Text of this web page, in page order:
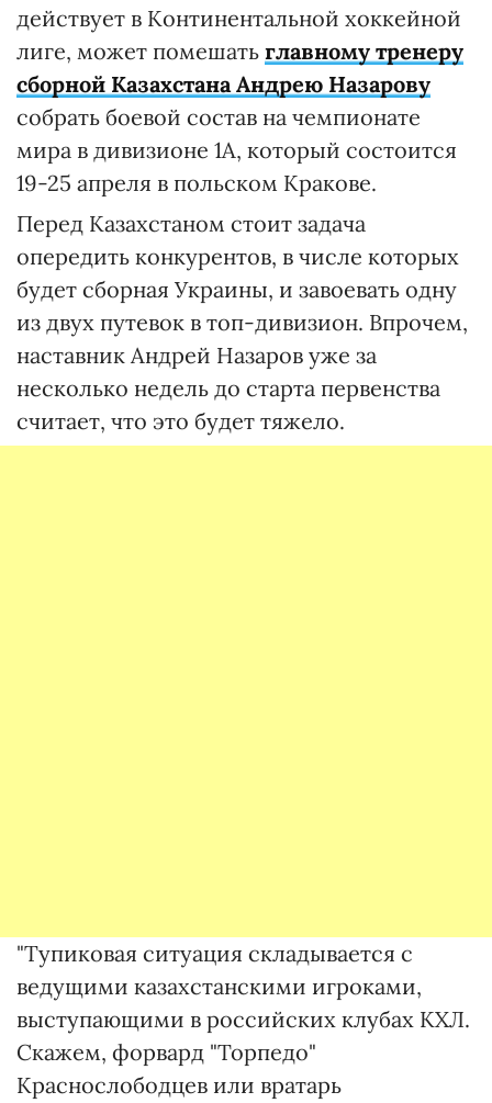
действует в Континентальной хоккейной
лиге, может помешать главному тренеру
сборной Казахстана Андрею Назарову
собрать боевой состав на чемпионате
мира в дивизионе 1А, который состоится
19-25 апреля в польском Кракове.
Перед Казахстаном стоит задача
опередить конкурентов, в числе которых
будет сборная Украины, и завоевать одну
из двух путевок в топ-дивизион. Впрочем,
наставник Андрей Назаров уже за
несколько недель до старта первенства
считает, что это будет тяжело.
"Тупиковая ситуация складывается с
ведущими казахстанскими игроками,
выступающими в российских клубах КХЛ.
Скажем, форвард "Торпедо"
Краснослободцев или вратарь